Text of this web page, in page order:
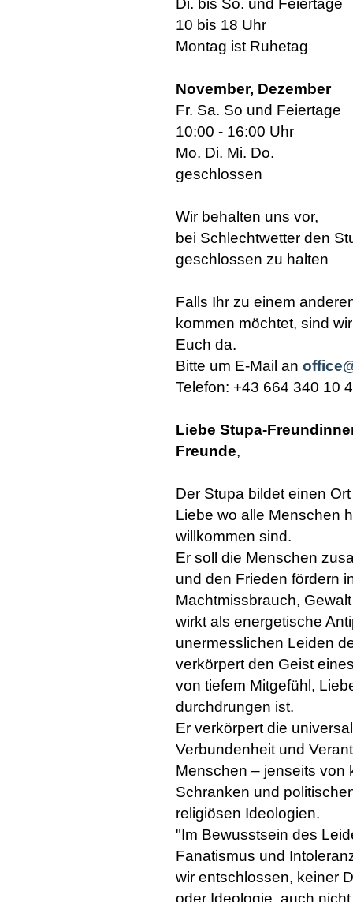
10 bis 18 Uhr
Montag ist Ruhetag
November, Dezember
Fr. Sa. So und Feiertage
10:00 - 16:00 Uhr
Mo. Di. Mi. Do.
geschlossen
Wir behalten uns vor,
bei Schlechtwetter den
geschlossen zu halten
Falls Ihr zu einem
kommen möchtet, sind
Euch da.
Bitte um E-Mail an
Telefon: +43 664 340 10
Liebe Stupa-
Freunde,
Der Stupa bildet einen
Liebe wo alle Menschen
willkommen sind.
Er soll die Menschen
und den Frieden fördern
Machtmissbrauch,
wirkt als energetische
unermesslichen Leiden
verkörpert den Geist
von tiefem Mitgefühl,
durchdrungen ist.
Er verkörpert die
Verbundenheit und
Menschen – jenseits von
Schranken und
religiösen Ideologien.
"Im Bewusstsein des
Fanatismus und
wir entschlossen, keiner
oder Ideologie, auch